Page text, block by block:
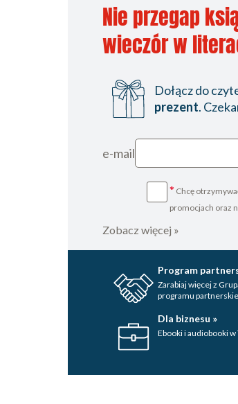
Nie przegap
wieczór w
Dołącz do
prezent.
e-mail
* Chcę
promocjach oraz
Zobacz więcej »
Program
Zarabiaj więcej z
programu
Dla biznesu »
Ebooki i audiobooki